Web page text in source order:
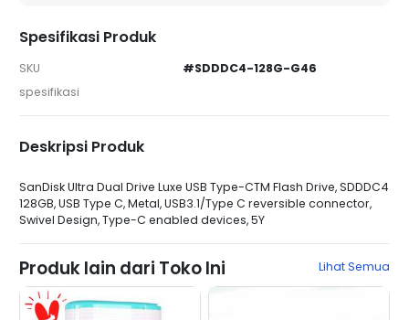
Spesifikasi Produk
SKU
#SDDDC4-128G-G46
spesifikasi
Deskripsi Produk
SanDisk Ultra Dual Drive Luxe USB Type-CTM Flash Drive, SDDDC4
128GB, USB Type C, Metal, USB3.1/Type C reversible connector,
Swivel Design, Type-C enabled devices, 5Y
Produk lain dari Toko Ini Lihat Semua